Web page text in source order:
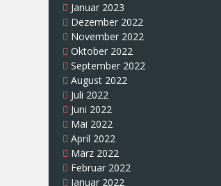
Januar 2023
Dezember 2022
November 2022
Oktober 2022
September 2022
August 2022
Juli 2022
Juni 2022
Mai 2022
April 2022
März 2022
Februar 2022
Januar 2022